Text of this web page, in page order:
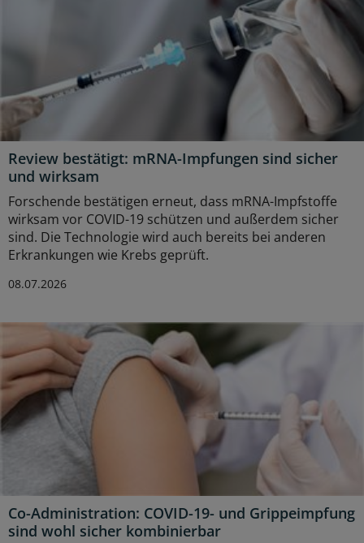
Review bestätigt: mRNA-Impfungen sind sicher
und wirksam
Forschende bestätigen erneut, dass mRNA-Impfstoffe
wirksam vor COVID-19 schützen und außerdem sicher
sind. Die Technologie wird auch bereits bei anderen
Erkrankungen wie Krebs geprüft.
08.07.2026
Co-Administration: COVID-19- und Grippeimpfung
sind wohl sicher kombinierbar